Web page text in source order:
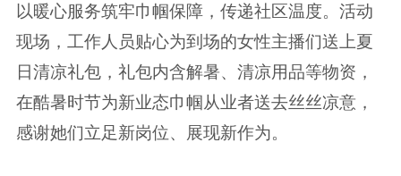
以暖心服务筑牢巾帼保障，传递社区温度。活动
现场，工作人员贴心为到场的女性主播们送上夏
日清凉礼包，礼包内含解暑、清凉用品等物资，
在酷暑时节为新业态巾帼从业者送去丝丝凉意，
感谢她们立足新岗位、展现新作为。